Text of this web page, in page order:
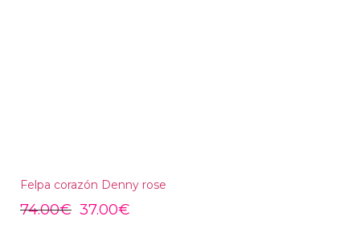
Felpa corazón Denny rose
74.00€ 37.00€